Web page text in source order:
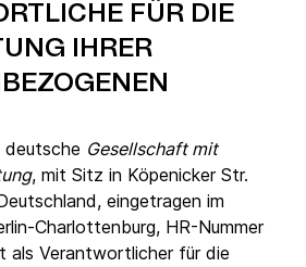
FÜR DIE
IHRER
deutsche Gesellschaft mit
, mit Sitz in Köpenicker Str.
eingetragen im
Charlottenburg, HR-Nummer
als Verantwortlicher für die